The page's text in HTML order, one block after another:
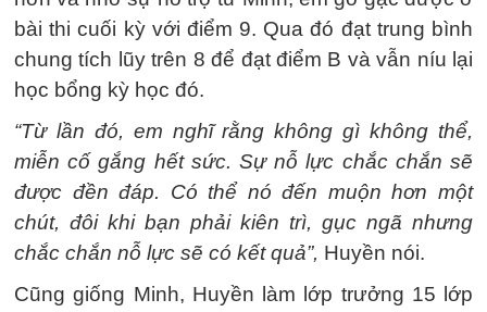
bài thi cuối kỳ với điểm 9. Qua đó đạt trung bình
chung tích lũy trên 8 để đạt điểm B và vẫn níu lại
học bổng kỳ học đó.
“Từ lần đó, em nghĩ rằng không gì không thể,
miễn cố gắng hết sức. Sự nỗ lực chắc chắn sẽ
được đền đáp. Có thể nó đến muộn hơn một
chút, đôi khi bạn phải kiên trì, gục ngã nhưng
chắc chắn nỗ lực sẽ có kết quả”, Huyền nói.
Cũng giống Minh, Huyền làm lớp trưởng 15 lớp